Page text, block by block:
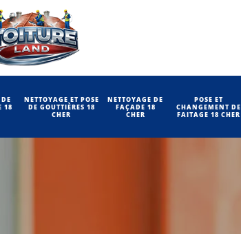
18
NETTOYAGE ET POSE
DE GOUTTIÈRES 18
CHER
NETTOYAGE DE
FAÇADE 18
CHER
POSE ET
CHANGEMENT DE
FAITAGE 18 CHER